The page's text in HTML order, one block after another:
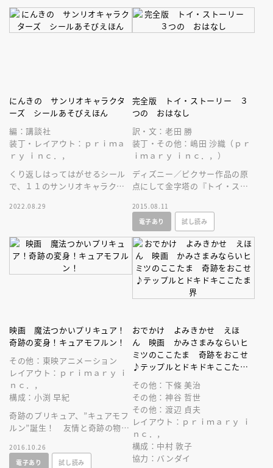
にんきの サンリオキャラクタ
ーズ シールあそびえほん
編：講談社
装丁・レイアウト：ｐｒｉｍａ
ｒｙ ｉｎｃ．，
くり返しはってはがせるシール
で、１１のサンリオキャラクタ
ッグにすっぽり。おでかけ先で
2022.08.29
完全版 トイ・ストーリー ３
つの おはなし
訳・文：老田 勝
装丁・その他：嶋田 沙織（ｐｒ
ｉｍａｒｙ ｉｎｃ．，）
ディズニー／ピクサー作品の原
点にして金字塔の『トイ・スト
た完全版登場です。一気読みで
きる面白さ！
2015.08.11
電子あり
試し読み
映画 魔法つかいプリキュア！
奇跡の変身！キュアモフルン！
その他：東映アニメーション
レイアウト：ｐｒｉｍａｒｙ ｉ
ｎｃ．，
構成：小渕 早紀
奇跡のプリキュア、”キュアモフ
ルン”誕生！ 友情と奇跡の物
2016.10.26
電子あり
試し読み
おでかけ よみきかせ えほ
ん 映画 かみさまみならいヒ
ミツのここたま 奇跡をおこせ
♪テップルとドキドキここたま
その他：下條 美治
その他：神谷 哲世
その他：渡辺 貞夫
レイアウト：ｐｒｉｍａｒｙ ｉ
ｎｃ．，
構成：中村 敦子
協力：バンダイ